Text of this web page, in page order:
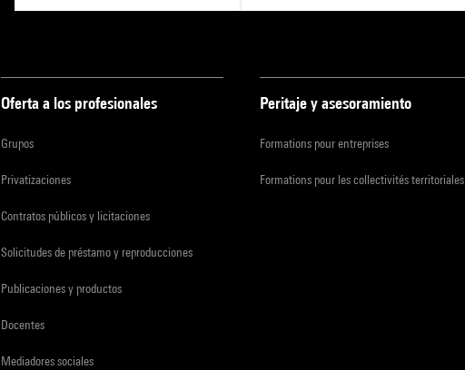
Oferta a los profesionales
Grupos
Privatizaciones
Contratos públicos y licitaciones
Solicitudes de préstamo y reproducciones
Publicaciones y productos
Docentes
Mediadores sociales
Peritaje y asesoramiento
Formations pour entreprises
Formations pour les collectivités territoriales